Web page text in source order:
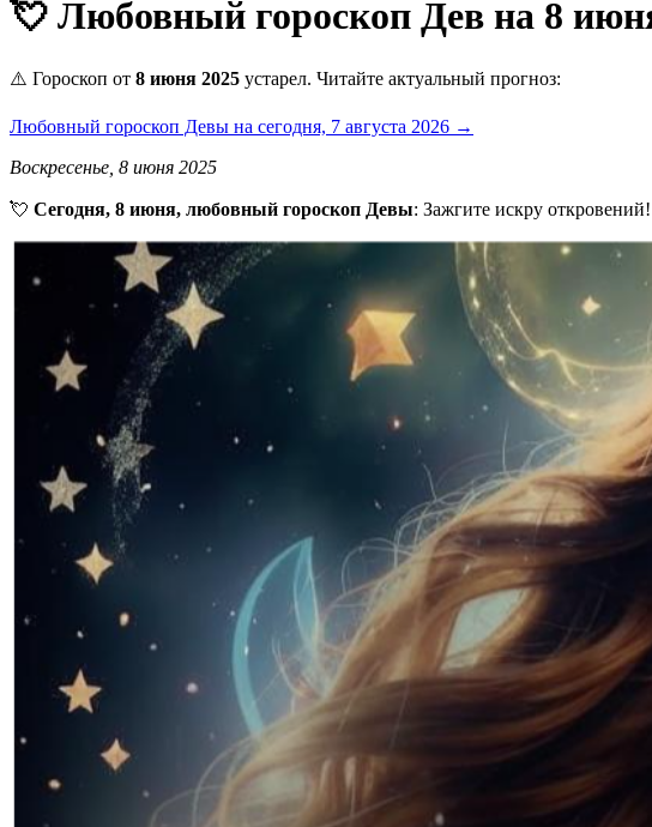
💘 Любовный гороскоп Дев на 8
⚠️ Гороскоп от 8 июня 2025 устарел. Читайте актуальный прогноз:
Любовный гороскоп Девы на сегодня, 7 августа 2026 →
Воскресенье, 8 июня 2025
💘 Сегодня, 8 июня, любовный гороскоп Девы: Зажгите искру